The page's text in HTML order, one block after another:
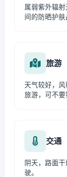
属弱紫外辐
间的防晒护肤
旅游
天气较好，
旅游，可不要
交通
阴天，路面
驶。